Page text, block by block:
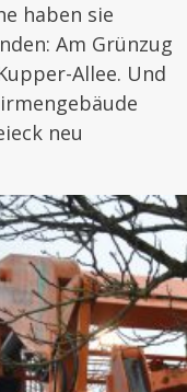
haben sie
Am Grünzug
Allee. Und
neu